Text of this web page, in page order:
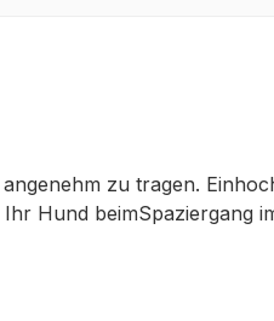
zu tragen.
Hund beimSpaziergang